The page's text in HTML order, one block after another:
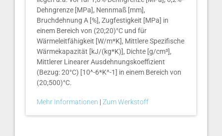
Dehngrenze [MPa], Nennmaß [mm],
Bruchdehnung A [%], Zugfestigkeit [MPa] in
einem Bereich von (20;20)°C und für
Wärmeleitfähigkeit [W/m*K], Mittlere Spezifische
Wärmekapazität [kJ/(kg*K)], Dichte [g/cm³],
Mittlerer Linearer Ausdehnungskoeffizient
(Bezug: 20°C) [10^-6*K^-1] in einem Bereich von
(20;500)°C.
Mehr Informationen | Zum Werkstoff